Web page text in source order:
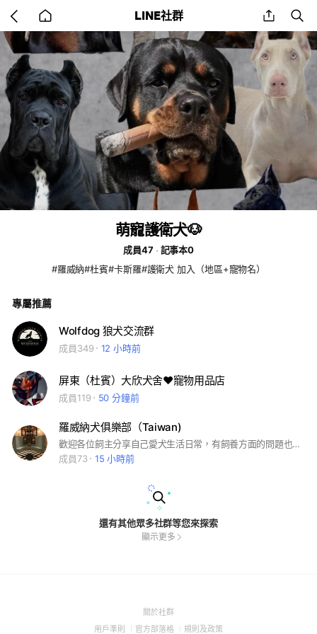
back
to
home
LINE社群 share
萌寵護衛犬🐶
成員47
記事本0
#羅威納#杜賓#卡斯羅#護衛犬 加入（地區+寵物名）
專屬推薦
Wolfdog 狼犬交流群
成員349 12 小時前
屏東（杜賓）大欣犬舍❤️寵物用品店
成員119 50 分鐘前
羅威納犬俱樂部（Taiwan)
歡迎各位飼主分享自己愛犬生活日常，有飼養方面的問題也可以在社群發問 讓各位犬友一起探討相關資訊， 嚴謹一言堂或是言語文字衝突挑釁！ 歡迎羅威納犬友一起加入！ #嚴謹在社群此販售犬隻 #可以張貼犬隻配種最新消息 #歡迎犬友一起探討相關議題活動
成員73
15 小時前
還有其他眾多社群等您來探索
顯示更多
關於社群(Open
用戶準則 (Open
官方部落格 (Open
規則及政策(Open